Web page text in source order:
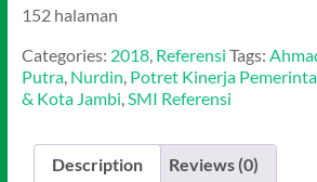
152 halaman
Categories: 2018, Referensi Tags:
Putra, Nurdin, Potret Kinerja
& Kota Jambi,SMI Referensi
Description Reviews (0)